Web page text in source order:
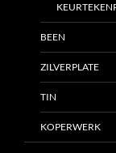
BEEN
ZILVERPLATE
TIN
KOPERWERK